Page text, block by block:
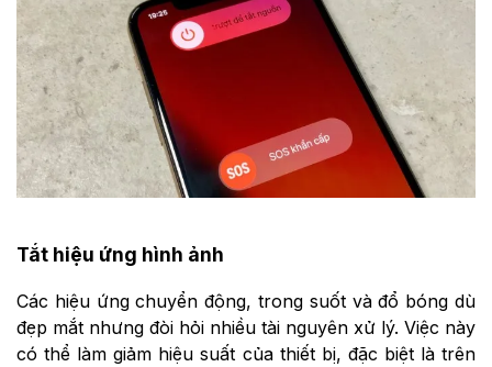
Tắt hiệu ứng hình ảnh
Các hiệu ứng chuyển động, trong suốt và đổ bóng dù
đẹp mắt nhưng đòi hỏi nhiều tài nguyên xử lý. Việc này
có thể làm giảm hiệu suất của thiết bị, đặc biệt là trên